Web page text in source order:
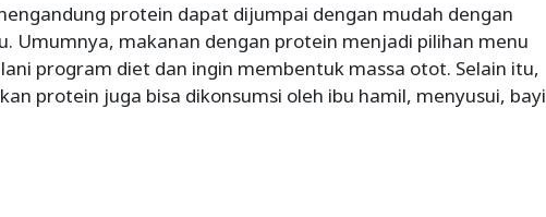
protein dapat dijumpai dengan mudah dengan
Umumnya, makanan dengan protein menjadi pilihan menu
program diet dan ingin membentuk massa otot. Selain itu,
protein juga bisa dikonsumsi oleh ibu hamil, menyusui, bayi